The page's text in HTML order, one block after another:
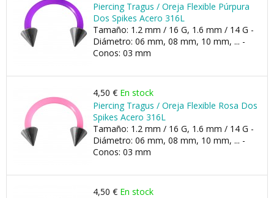
Piercing Tragus / Oreja Flexible Púrpura
Dos Spikes Acero 316L
Tamaño: 1.2 mm / 16 G, 1.6 mm / 14 G -
Diámetro: 06 mm, 08 mm, 10 mm, ... -
Conos: 03 mm
4,50 € En stock
Piercing Tragus / Oreja Flexible Rosa Dos
Spikes Acero 316L
Tamaño: 1.2 mm / 16 G, 1.6 mm / 14 G -
Diámetro: 06 mm, 08 mm, 10 mm, ... -
Conos: 03 mm
4,50 € En stock